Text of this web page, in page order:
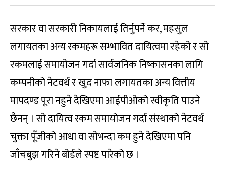
सरकार वा सरकारी निकायलाई तिर्नुपर्ने कर, महसुल
लगायतका अन्य रकमहरू सम्भावित दायित्वमा रहेको र सो
रकमलाई समायोजन गर्दा सार्वजनिक निष्कासनका लागि
कम्पनीको नेटवर्थ र खुद नाफा लगायतका अन्य वित्तीय
मापदण्ड पूरा नहुने देखिएमा आईपीओको स्वीकृति पाउने
छैनन् । सो दायित्व रकम समायोजन गर्दा संस्थाको नेटवर्थ
चुक्ता पूँजीको आधा वा सोभन्दा कम हुने देखिएमा पनि
जाँचबुझ गरिने बोर्डले स्पष्ट पारेको छ ।